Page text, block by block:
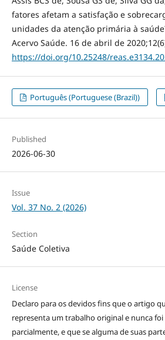
fatores afetam a satisfação e
unidades da atenção primária à
Acervo Saúde. 16 de abril de
https://doi.org/10.25248/
Português (Portuguese (Brazil))
Published
2026-06-30
Issue
Vol. 37 No. 2 (2026)
Section
Saúde Coletiva
License
Declaro para os devidos fins que o artigo
representa um trabalho original e nunca
parcialmente, e que se alguma de suas